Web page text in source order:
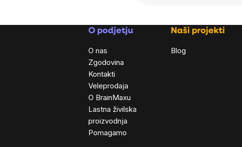
O podjetju
O nas
Zgodovina
Kontakti
Veleprodaja
O BrainMaxu
Lastna živilska
proizvodnja
Pomagamo
Naši projekti
Blog